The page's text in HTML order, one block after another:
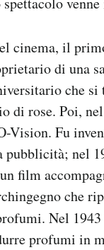
cinema, il
di una
che si
di rose. Poi,
Vision. Fu
pubblicità; nel
film
che
Nel
profumi in